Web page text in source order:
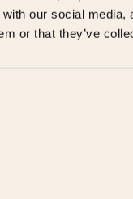
our social
or that they’ve